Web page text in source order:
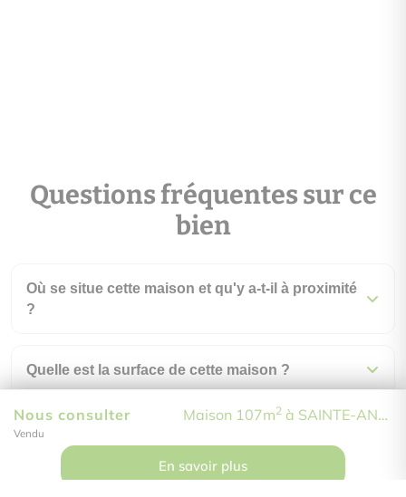
Nous consulter Maison 107m2à SAINTE-ANNE
Vendu
En savoir plus
Questions fréquentes sur ce
bien
Où se situe cette maison et qu'y a-t-il à proximité
?
Quelle est la surface de cette maison ?
Combien de pièces compte ce bien ?